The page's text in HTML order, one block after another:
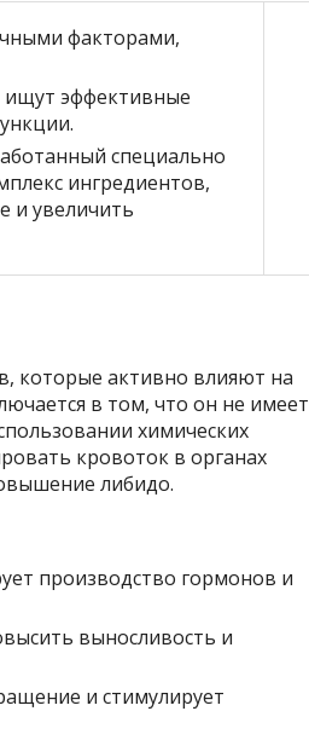
факторами,
эффективные
специально
ингредиентов,
и увеличить
которые активно влияют на
в том, что он не имеет
химических
кровоток в органах
либидо.
производство гормонов и
выносливость и
и стимулирует